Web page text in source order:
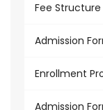
Fee Structure
Admission
Enrollment
Admission